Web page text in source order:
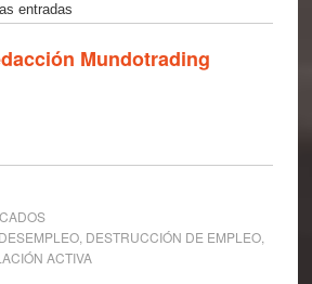
entradas
Mundotrading
DESEMPLEO, DESTRUCCIÓN DE EMPLEO,
ACTIVA